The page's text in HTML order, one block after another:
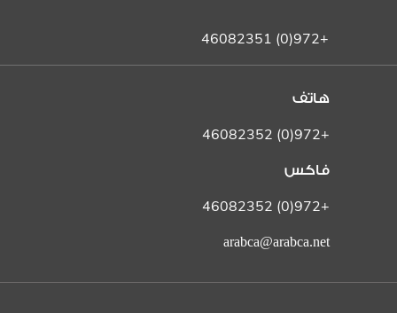
+972(0) 46082351
هاتف
+972(0) 46082352
فاكس
+972(0) 46082352
arabca@arabca.net